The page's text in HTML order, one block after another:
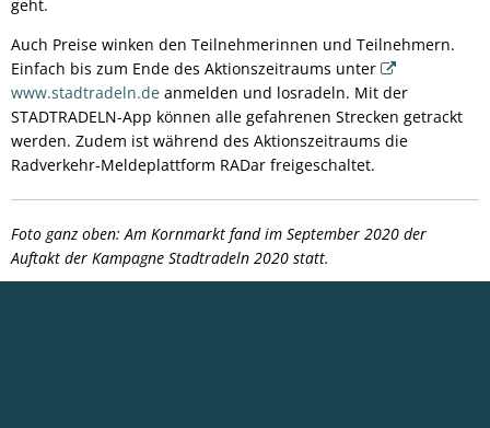
geht.
Auch Preise winken den Teilnehmerinnen und Teilnehmern.
Einfach bis zum Ende des Aktionszeitraums unter
www.stadtradeln.de anmelden und losradeln. Mit der
STADTRADELN-App können alle gefahrenen Strecken getrackt
werden. Zudem ist während des Aktionszeitraums die
Radverkehr-Meldeplattform RADar freigeschaltet.
Foto ganz oben: Am Kornmarkt fand im September 2020 der
Auftakt der Kampagne Stadtradeln 2020 statt.